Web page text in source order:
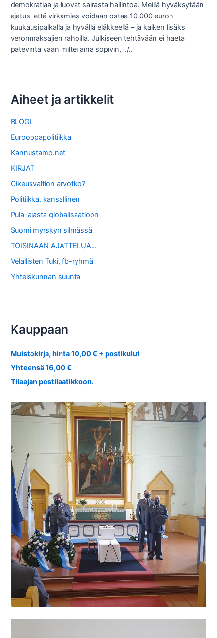
demokratiaa ja luovat sairasta hallintoa. Meillä hyväksytään
ajatus, että virkamies voidaan ostaa 10 000 euron
kuukausipalkalla ja hyvällä eläkkeellä – ja kaiken lisäksi
veronmaksajien rahoilla. Julkiseen tehtävään ei haeta
pätevintä vaan miltei aina sopivin, ../..
Aiheet ja artikkelit
BLOGI
Eurooppapolitiikka
Kannustamo.net
KIRJAT
Oikeusvaltion arvotko?
Politiikka, kansallinen
Pula-ajasta globalisaatioon
Suomi myrskyn silmässä
TOISINAAN AJATTELUA…
Velallisten Tuki, fb-ryhmä
Yhteiskunnan suunta
Kauppaan
Muistokirja, hinta 10,00 € + postikulut
Yhteensä 16,00 €
Tilaajan postilaatikkoon.